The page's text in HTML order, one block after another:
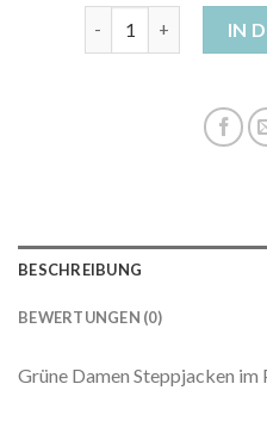
IN
BESCHREIBUNG
BEWERTUNGEN (0)
Grüne Damen Steppjacken im